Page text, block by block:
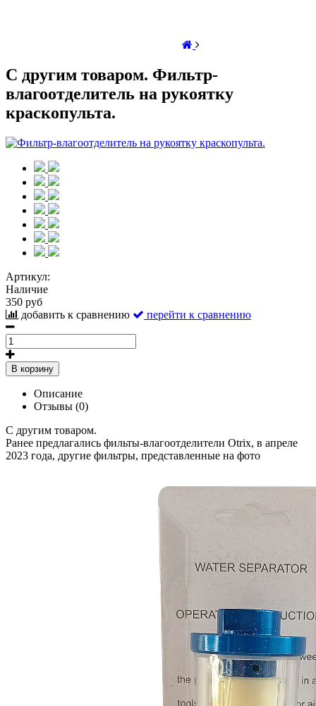
С другим товаром. Фильтр-
влагоотделитель на рукоятку
краскопульта.
Артикул:
Наличие
350 руб
добавить к сравнению
перейти к сравнению
В корзину
Описание
Отзывы (0)
С другим товаром.
Ранее предлагались фильты-влагоотделители Otrix, в апреле
2023 года, другие фильтры, представленные на фото